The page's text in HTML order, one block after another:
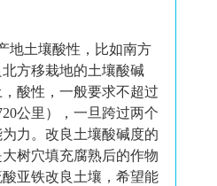
地土壤酸性，比如南方
方移栽地的土壤酸碱
酸性，一般要求不超过
公里），一旦跨过两个
力。 改良土壤酸碱度的
树穴填充腐熟后的作物
亚铁改良土壤，希望能